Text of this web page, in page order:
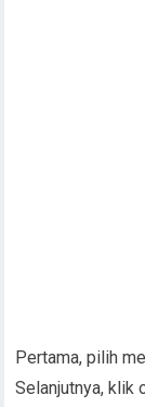
Pertama, pilih
Selanjutnya, klik